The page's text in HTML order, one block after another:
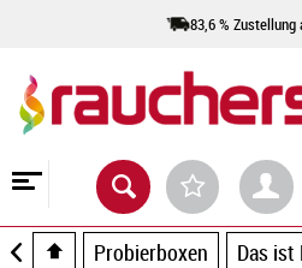
83,6 % Zustellung
Probierboxen Das ist